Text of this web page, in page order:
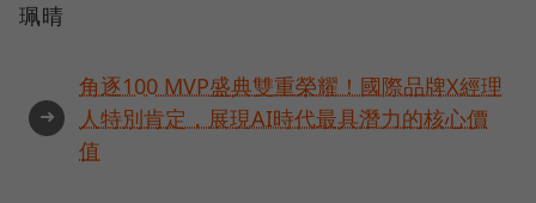
珮晴
➜
角逐100 MVP盛典雙重榮耀！國際品牌X經理
人特別肯定，展現AI時代最具潛力的核心價
值